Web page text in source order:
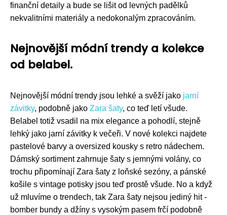
finanční detaily a bude se lišit od levných padělků
nekvalitními materiály a nedokonalým zpracováním.
Nejnovější módní trendy a kolekce
od belabel.
Nejnovější módní trendy jsou lehké a svěží jako jarní
závitky, podobně jako Zara šaty, co teď letí všude.
Belabel totiž vsadil na mix elegance a pohodlí, stejně
lehký jako jarní závitky k večeři. V nové kolekci najdete
pastelové barvy a oversized kousky s retro nádechem.
Dámský sortiment zahrnuje šaty s jemnými volány, co
trochu připomínají Zara šaty z loňské sezóny, a pánské
košile s vintage potisky jsou teď prostě všude. No a když
už mluvíme o trendech, tak Zara šaty nejsou jediný hit -
bomber bundy a džíny s vysokým pasem frčí podobně